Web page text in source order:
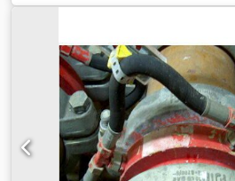
12Schweißtisch mittel
Schweißtische - Die Größe der
1000mm - Verstärkungsrand
versehen mit einem zweireihigen
Lochraster ist von Mitte zu Mitte
Ausgestattet mit den
Breite und Länge. - Das Material
gebeizt und geölt. - Die Füße sind
ausgestattet, die in der Höhe
Schweißtisch ist geölt und gebeizt.